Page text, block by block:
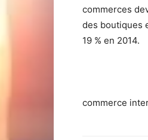
commerces
des boutiques
19 % en 2014.
commerce